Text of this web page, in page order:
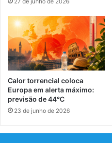
Calor torrencial coloca
Europa em alerta máximo:
previsão de 44°C
23 de junho de 2026